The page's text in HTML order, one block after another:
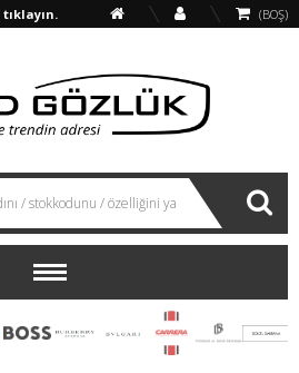
(BOŞ)
tıklayın.